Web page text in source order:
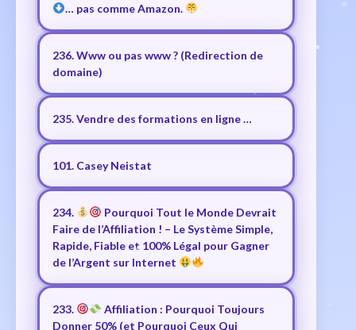
… pas comme Amazon.
236. Www ou pas www ? (Redirection de
domaine)
235. Vendre des formations en ligne …
101. Casey Neistat
234.
Pourquoi Tout le Monde Devrait
Faire de l’Affiliation ! – Le Système Simple,
Rapide, Fiable et 100% Légal pour Gagner
de l’Argent sur Internet
233.
Affiliation : Pourquoi Toujours
Donner 50% (et Pourquoi Ceux Qui